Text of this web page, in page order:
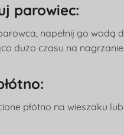
parowiec:
napełnij go wodą
dużo czasu na
płótno na wieszaku